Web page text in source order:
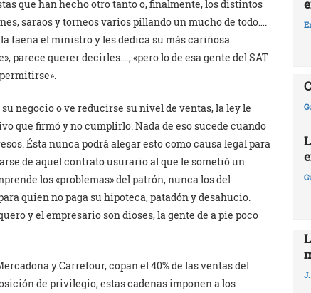
que han hecho otro tanto o, finalmente, los distintos
saraos y torneos varios pillando un mucho de todo….
faena el ministro y les dedica su más cariñosa
parece querer decirles…., «pero lo de esa gente del SAT
negocio o ve reducirse su nivel de ventas, la ley le
que firmó y no cumplirlo. Nada de eso sucede cuando
Ésta nunca podrá alegar esto como causa legal para
de aquel contrato usurario al que le sometió un
los «problemas» del patrón, nunca los del
quien no paga su hipoteca, patadón y desahucio.
y el empresario son dioses, la gente de a pie poco
y Carrefour, copan el 40% de las ventas del
de privilegio, estas cadenas imponen a los